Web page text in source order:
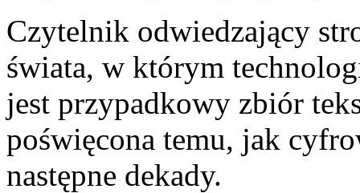
Czytelnik odwiedzający
świata, w którym
jest przypadkowy zbiór
poświęcona temu, jak
następne dekady.